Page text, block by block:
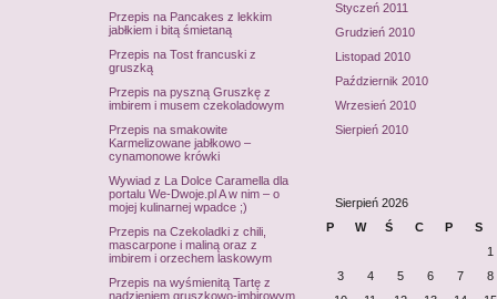
Przepis na Pancakes z lekkim
jabłkiem i bitą śmietaną
Przepis na Tost francuski z
gruszką
Przepis na pyszną Gruszkę z
imbirem i musem czekoladowym
Przepis na smakowite
Karmelizowane jabłkowo –
cynamonowe krówki
Wywiad z La Dolce Caramella dla
portalu We-Dwoje.pl A w nim – o
mojej kulinarnej wpadce ;)
Przepis na Czekoladki z chili,
mascarpone i maliną oraz z
imbirem i orzechem laskowym
Przepis na wyśmienitą Tartę z
nadzieniem gruszkowo-imbirowym
Styczeń 2011
Grudzień 2010
Listopad 2010
Październik 2010
Wrzesień 2010
Sierpień 2010
Sierpień 2026
P
W Ś C P S
1
3
4 5 6 7
8